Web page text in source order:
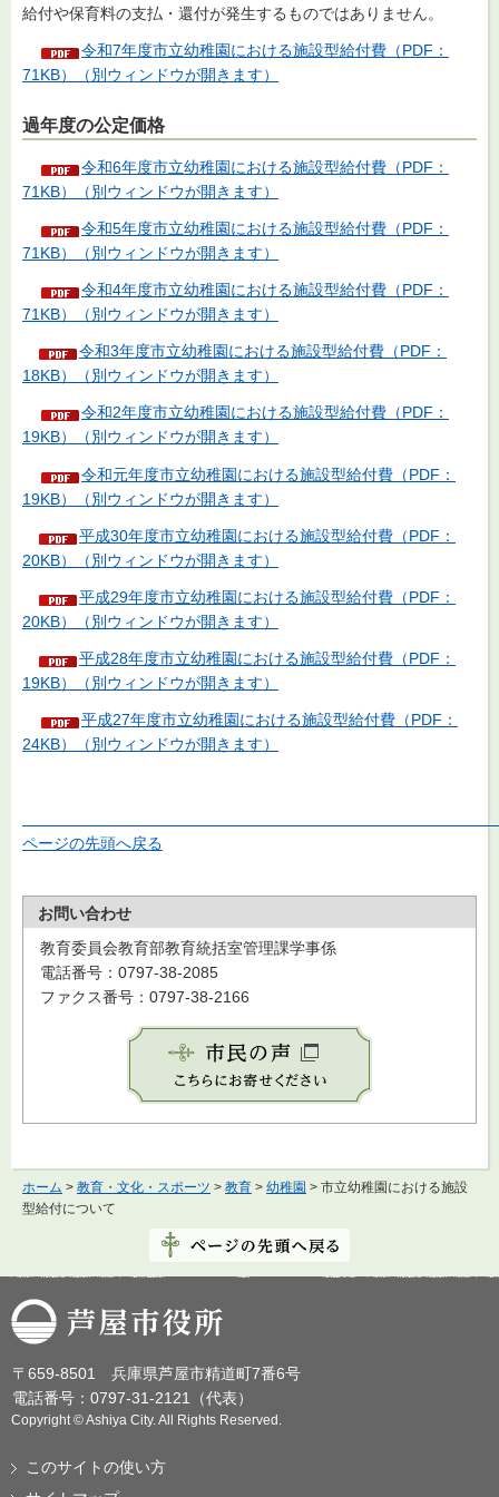
給付や保育料の支払・還付が発生するものではありません。
令和7年度市立幼稚園における施設型給付費（PDF：
71KB）（別ウィンドウが開きます）
過年度の公定価格
令和6年度市立幼稚園における施設型給付費（PDF：
71KB）（別ウィンドウが開きます）
令和5年度市立幼稚園における施設型給付費（PDF：
71KB）（別ウィンドウが開きます）
令和4年度市立幼稚園における施設型給付費（PDF：
71KB）（別ウィンドウが開きます）
令和3年度市立幼稚園における施設型給付費（PDF：
18KB）（別ウィンドウが開きます）
令和2年度市立幼稚園における施設型給付費（PDF：
19KB）（別ウィンドウが開きます）
令和元年度市立幼稚園における施設型給付費（PDF：
19KB）（別ウィンドウが開きます）
平成30年度市立幼稚園における施設型給付費（PDF：
20KB）（別ウィンドウが開きます）
平成29年度市立幼稚園における施設型給付費（PDF：
20KB）（別ウィンドウが開きます）
平成28年度市立幼稚園における施設型給付費（PDF：
19KB）（別ウィンドウが開きます）
平成27年度市立幼稚園における施設型給付費（PDF：
24KB）（別ウィンドウが開きます）
ページの先頭へ戻る
お問い合わせ
教育委員会教育部教育統括室管理課学事係
電話番号：0797-38-2085
ファクス番号：0797-38-2166
ホーム > 教育・文化・スポーツ > 教育 > 幼稚園 > 市立幼稚園における施設
型給付について
芦屋市役所
〒659-8501 兵庫県芦屋市精道町7番6号
電話番号：0797-31-2121（代表）
Copyright © Ashiya City. All Rights Reserved.
このサイトの使い方